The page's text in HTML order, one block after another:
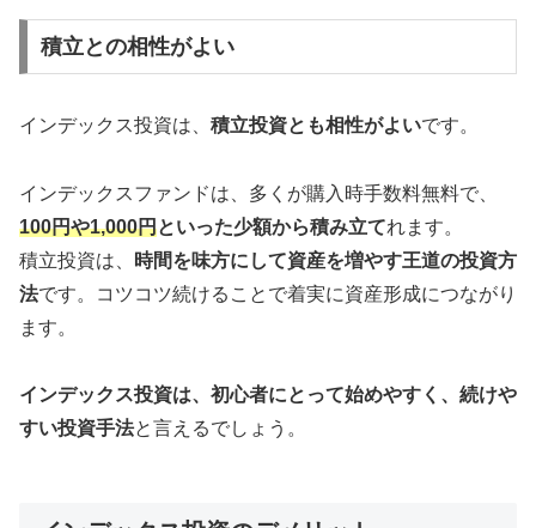
積立との相性がよい
インデックス投資は、 積立投資とも相性がよいです。
インデックスファンドは、多くが購入時手数料無料で、
100円や1,000円といった少額から積み立てれます。
積立投資は、
時間を味方にして資産を増やす王道の投資方
法です。コツコツ続けることで着実に資産形成につながり
ます。
インデックス投資は、初心者にとって始めやすく、続けや
すい投資手法と言えるでしょう。